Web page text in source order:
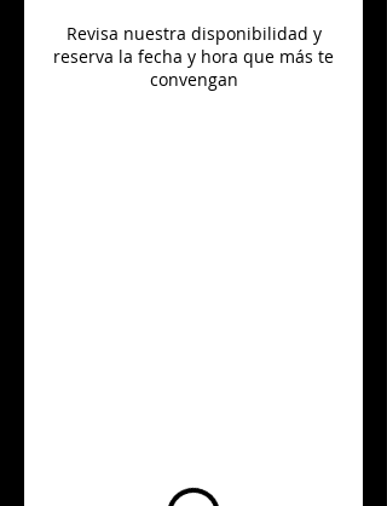
Revisa nuestra disponibilidad y
reserva la fecha y hora que más te
convengan